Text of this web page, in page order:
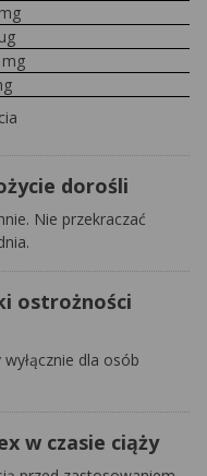
dorośli
Nie przekraczać
ostrożności
dla osób
w czasie ciąży